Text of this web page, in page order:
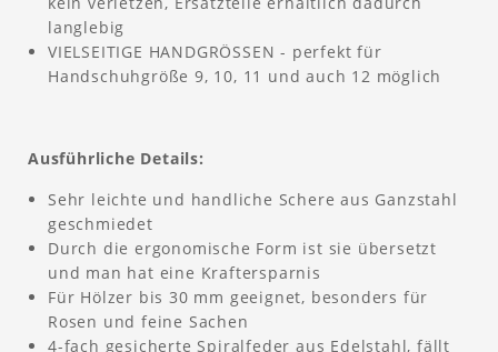
langlebig
VIELSEITIGE HANDGRÖSSEN - perfekt für
Handschuhgröße 9, 10, 11 und auch 12 möglich
Ausführliche Details:
Sehr leichte und handliche Schere aus Ganzstahl
geschmiedet
Durch die ergonomische Form ist sie übersetzt
und man hat eine Kraftersparnis
Für Hölzer bis 30 mm geeignet, besonders für
Rosen und feine Sachen
4-fach gesicherte Spiralfeder aus Edelstahl, fällt